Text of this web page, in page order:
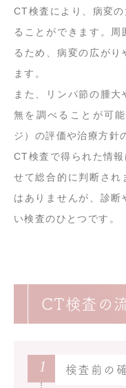
CT検査により、病変
ることができます。周
るため、病変の広が
ます。
また、リンパ節の腫
無を調べることが可
ジ）の評価や治療方針
CT検査で得られた情
せて総合的に判断され
はありませんが、診断
い検査のひとつです。
CT検査の
1 検査前の